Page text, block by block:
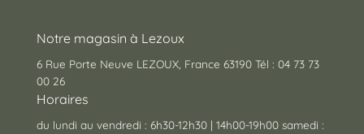
Notre magasin à Lezoux
6 Rue Porte Neuve LEZOUX, France 63190 Tél : 04 73 73
00 26
Horaires
du lundi au vendredi : 6h30-12h30 | 14h00-19h00 samedi :